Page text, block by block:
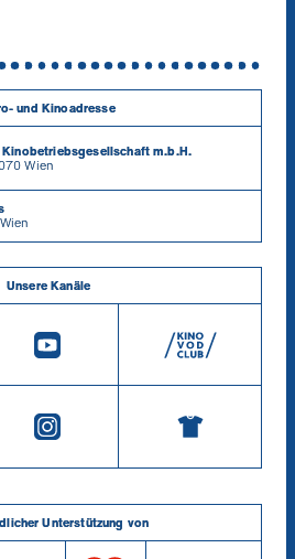
und Kinoadresse
m.b.H.
Wien
Unsere Kanäle
Unterstützung von